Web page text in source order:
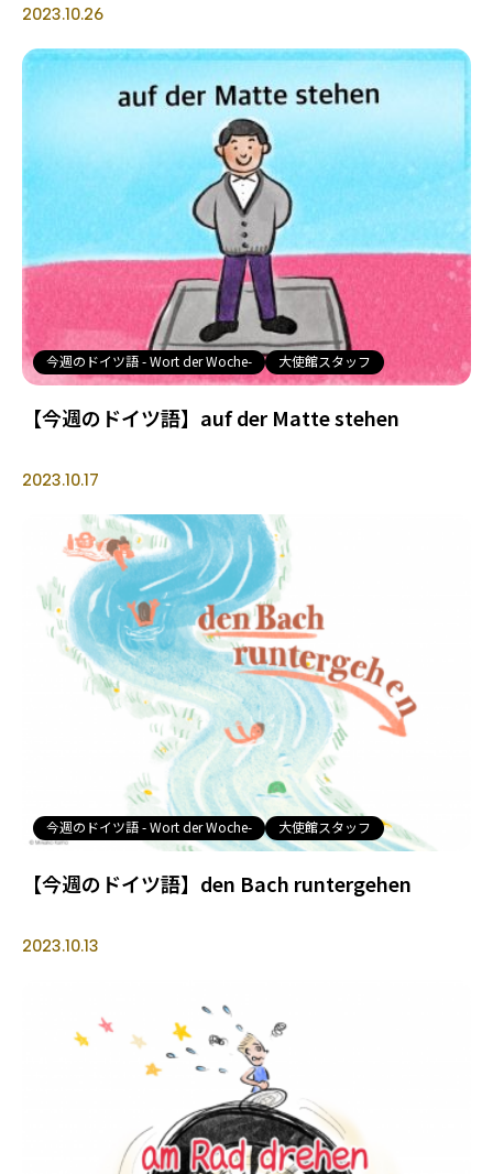
2023.10.26
今週のドイツ語 - Wort der Woche- 大使館スタッフ
【今週のドイツ語】auf der Matte stehen
2023.10.17
今週のドイツ語 - Wort der Woche- 大使館スタッフ
【今週のドイツ語】den Bach runtergehen
2023.10.13